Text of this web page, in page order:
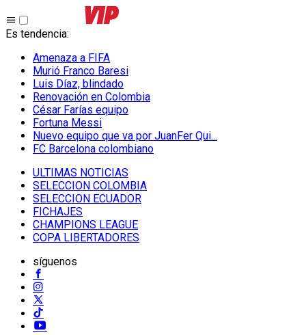
Es tendencia:
Amenaza a FIFA
Murió Franco Baresi
Luis Díaz, blindado
Renovación en Colombia
César Farías equipo
Fortuna Messi
Nuevo equipo que va por JuanFer Qui...
FC Barcelona colombiano
ULTIMAS NOTICIAS
SELECCION COLOMBIA
SELECCION ECUADOR
FICHAJES
CHAMPIONS LEAGUE
COPA LIBERTADORES
síguenos